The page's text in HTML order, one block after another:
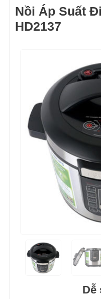
Nồi Áp Suất
HD2137
Dễ